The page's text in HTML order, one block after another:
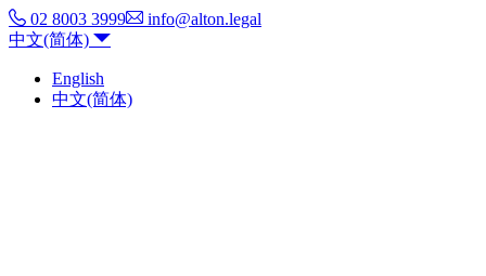
02 8003 3999
info@alton.legal
中文(简体)
English
中文(简体)